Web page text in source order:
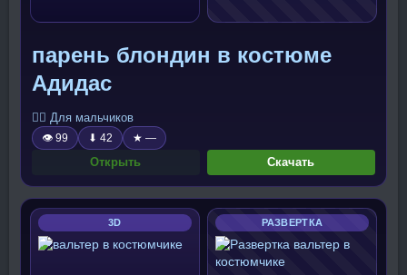
парень блондин в костюме
Адидас
🧍‍♂️ Для мальчиков
👁 99 ⬇ 42 ★ —
Открыть Скачать
3D РАЗВЕРТКА